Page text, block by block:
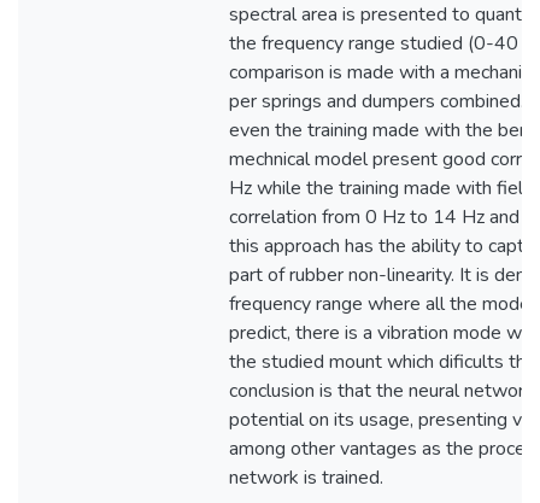
spectral area is presented to
the frequency range studied (0-40
comparison is made with a
per springs and dumpers combined.
even the training made with the
mechnical model present good
Hz while the training made with field
correlation from 0 Hz to 14 Hz and
this approach has the ability to
part of rubber non-linearity. It is
frequency range where all the
predict, there is a vibration mode
the studied mount which dificults
conclusion is that the neural
potential on its usage, presenting
among other vantages as the
network is trained.